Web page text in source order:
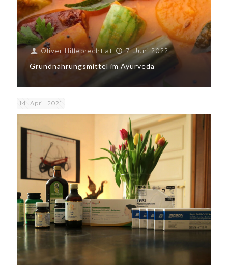
Oliver Hillebrecht at
7. Juni 2022
Grundnahrungsmittel im Ayurveda
14. April 2021